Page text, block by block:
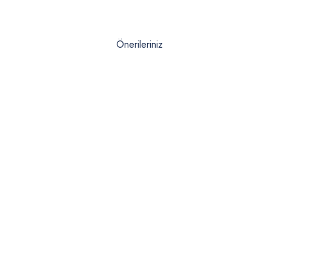
Önerileriniz